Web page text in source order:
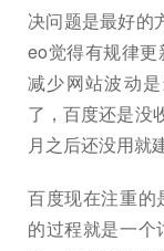
决问题是最好的
eo觉得有规律更
减少网站波动
了，百度还是没
月之后还没用就
百度现在注重的
的过程就是一个